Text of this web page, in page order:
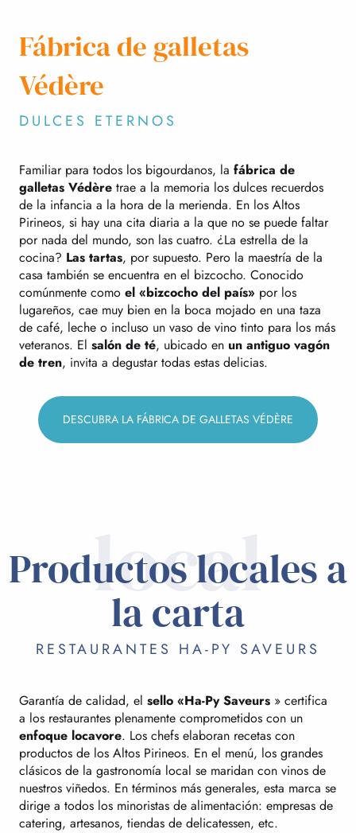
Fábrica de galletas
Védère
DULCES ETERNOS
Familiar para todos los bigourdanos, la fábrica de
galletas Védère trae a la memoria los dulces recuerdos
de la infancia a la hora de la merienda. En los Altos
Pirineos, si hay una cita diaria a la que no se puede faltar
por nada del mundo, son las cuatro. ¿La estrella de la
cocina? Las tartas, por supuesto. Pero la maestría de la
casa también se encuentra en el bizcocho. Conocido
comúnmente como el «bizcocho del país» por los
lugareños, cae muy bien en la boca mojado en una taza
de café, leche o incluso un vaso de vino tinto para los más
veteranos. El salón de té, ubicado en un antiguo vagón
de tren, invita a degustar todas estas delicias.
DESCUBRA LA FÁBRICA DE GALLETAS VÉDÈRE
local
Productos locales a
la carta
RESTAURANTES HA-PY SAVEURS
Garantía de calidad, el sello «Ha-Py Saveurs » certifica
a los restaurantes plenamente comprometidos con un
enfoque locavore. Los chefs elaboran recetas con
productos de los Altos Pirineos. En el menú, los grandes
clásicos de la gastronomía local se maridan con vinos de
nuestros viñedos. En términos más generales, esta marca se
dirige a todos los minoristas de alimentación: empresas de
catering, artesanos, tiendas de delicatessen, etc.